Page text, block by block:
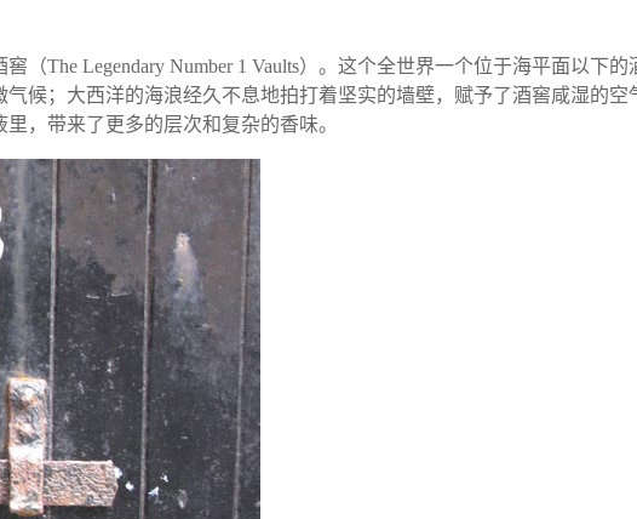
The Legendary Number 1 Vaults）。这个全世界一个位于海平面以下
候；大西洋的海浪经久不息地拍打着坚实的墙壁，赋予了酒窖咸湿的
，带来了更多的层次和复杂的香味。